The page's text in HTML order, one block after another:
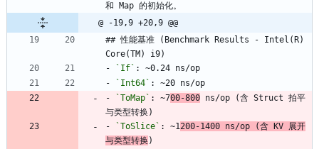
和 Map 的初始化。
@ -19,9 +20,9 @@
## 性能基准 (Benchmark Results - Intel(R)
Core(TM) i9)
-
`If` : ~0.24 ns/op
-
`Int64` : ~20 ns/op
-
`ToMap` : ~700-800 ns/op (含 Struct 拍平
与类型转换)
-
`ToSlice` : ~1200-1400 ns/op (含 KV 展开
与类型转换 )